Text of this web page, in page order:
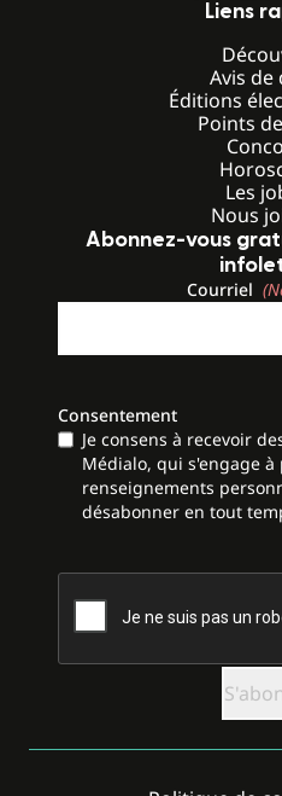
Liens
Avis de
Éditions
Points
Les
Nous
Abonnez-vous
Courriel
Consentement
Je consens à recevoir
Médialo, qui s'engage à
renseignements
désabonner en tout
CAPTCHA